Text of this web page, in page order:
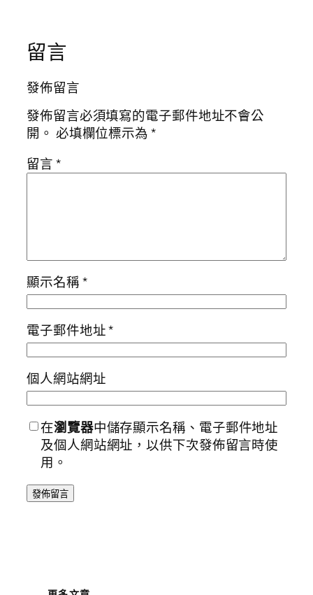
留言
發佈留言
發佈留言必須填寫的電子郵件地址不會公
開。 必填欄位標示為*
留言*
顯示名稱*
電子郵件地址*
個人網站網址
在瀏覽器中儲存顯示名稱、電子郵件地址
及個人網站網址，以供下次發佈留言時使
用。